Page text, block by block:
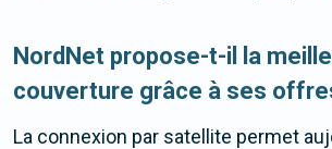
NordNet propose-t-il la
couverture grâce à ses
La connexion par satellite permet